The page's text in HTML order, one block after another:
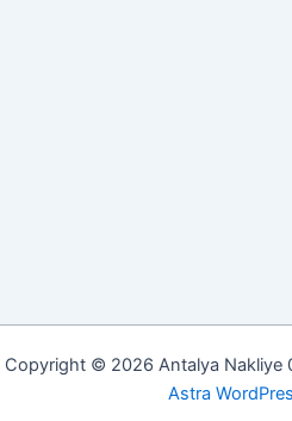
Copyright © 2026 Antalya Nakliye
Astra